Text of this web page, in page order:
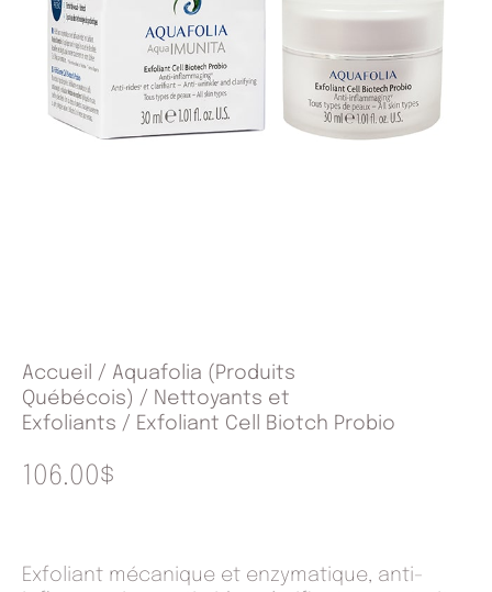
Accueil / Aquafolia (Produits
Québécois) / Nettoyants et
Exfoliants / Exfoliant Cell Biotch Probio
106.00$
Exfoliant mécanique et enzymatique, anti-